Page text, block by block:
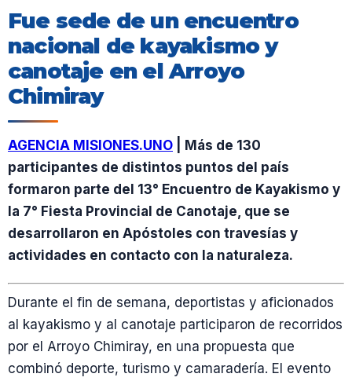
Fue sede de un encuentro
nacional de kayakismo y
canotaje en el Arroyo
Chimiray
AGENCIA MISIONES.UNO | Más de 130
participantes de distintos puntos del país
formaron parte del 13° Encuentro de Kayakismo y
la 7° Fiesta Provincial de Canotaje, que se
desarrollaron en Apóstoles con travesías y
actividades en contacto con la naturaleza.
Durante el fin de semana, deportistas y aficionados
al kayakismo y al canotaje participaron de recorridos
por el Arroyo Chimiray, en una propuesta que
combinó deporte, turismo y camaradería. El evento